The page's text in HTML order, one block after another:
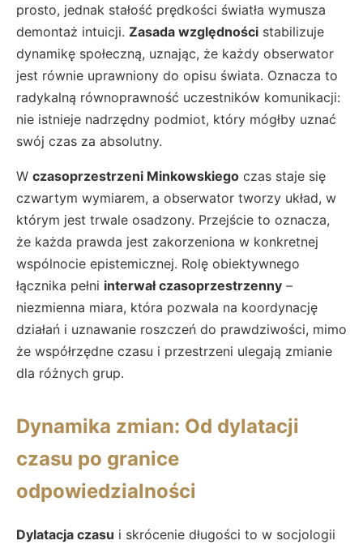
prosto, jednak stałość prędkości światła wymusza
demontaż intuicji. Zasada względności stabilizuje
dynamikę społeczną, uznając, że każdy obserwator
jest równie uprawniony do opisu świata. Oznacza to
radykalną równoprawność uczestników komunikacji:
nie istnieje nadrzędny podmiot, który mógłby uznać
swój czas za absolutny.
W czasoprzestrzeni Minkowskiego czas staje się
czwartym wymiarem, a obserwator tworzy układ, w
którym jest trwale osadzony. Przejście to oznacza,
że każda prawda jest zakorzeniona w konkretnej
wspólnocie epistemicznej. Rolę obiektywnego
łącznika pełni interwał czasoprzestrzenny –
niezmienna miara, która pozwala na koordynację
działań i uznawanie roszczeń do prawdziwości, mimo
że współrzędne czasu i przestrzeni ulegają zmianie
dla różnych grup.
Dynamika zmian: Od dylatacji
czasu po granice
odpowiedzialności
Dylatacja czasu i skrócenie długości to w socjologii